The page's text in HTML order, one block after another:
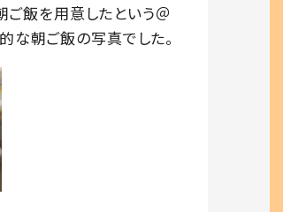
ご飯を用意したという＠
な朝ご飯の写真でした。